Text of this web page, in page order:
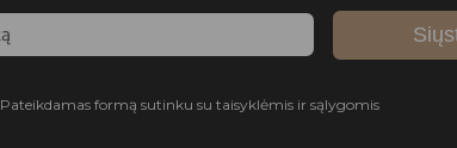
Pateikdamas formą sutinku su taisyklėmis ir sąlygomis